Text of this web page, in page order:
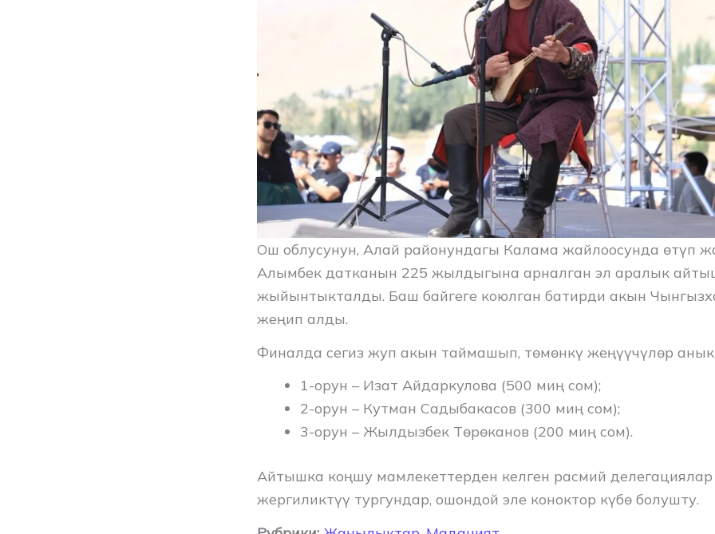
Ош облусунун, Алай районундагы Калама жайлоосунда өтүп
Алымбек датканын 225 жылдыгына арналган эл аралык
жыйынтыкталды. Баш байгеге коюлган батирди акын
жеңип алды.
Финалда сегиз жуп акын таймашып, төмөнкү жеңүүчүлөр
1-орун – Изат Айдаркулова (500 миң сом);
2-орун – Кутман Садыбакасов (300 миң сом);
3-орун – Жылдызбек Төрөканов (200 миң сом).
Айтышка коңшу мамлекеттерден келген расмий
жергиликтүү тургундар, ошондой эле коноктор күбө болушту.